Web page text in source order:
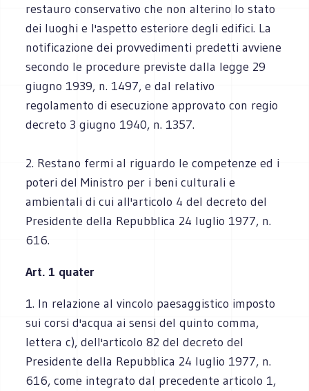
restauro conservativo che non alterino lo stato
dei luoghi e l'aspetto esteriore degli edifici. La
notificazione dei provvedimenti predetti avviene
secondo le procedure previste dalla legge 29
giugno 1939, n. 1497, e dal relativo
regolamento di esecuzione approvato con regio
decreto 3 giugno 1940, n. 1357.
2. Restano fermi al riguardo le competenze ed i
poteri del Ministro per i beni culturali e
ambientali di cui all'articolo 4 del decreto del
Presidente della Repubblica 24 luglio 1977, n.
616.
Art. 1 quater
1. In relazione al vincolo paesaggistico imposto
sui corsi d'acqua ai sensi del quinto comma,
lettera c), dell'articolo 82 del decreto del
Presidente della Repubblica 24 luglio 1977, n.
616, come integrato dal precedente articolo 1,